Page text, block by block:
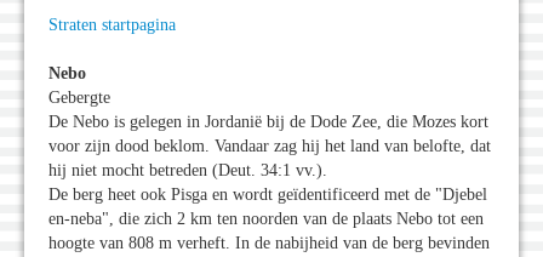
Straten startpagina
Nebo
Gebergte
De Nebo is gelegen in Jordanië bij de Dode Zee, die Mozes kort
voor zijn dood beklom. Vandaar zag hij het land van belofte, dat
hij niet mocht betreden (Deut. 34:1 vv.).
De berg heet ook Pisga en wordt geïdentificeerd met de "Djebel
en-neba", die zich 2 km ten noorden van de plaats Nebo tot een
hoogte van 808 m verheft. In de nabijheid van de berg bevinden